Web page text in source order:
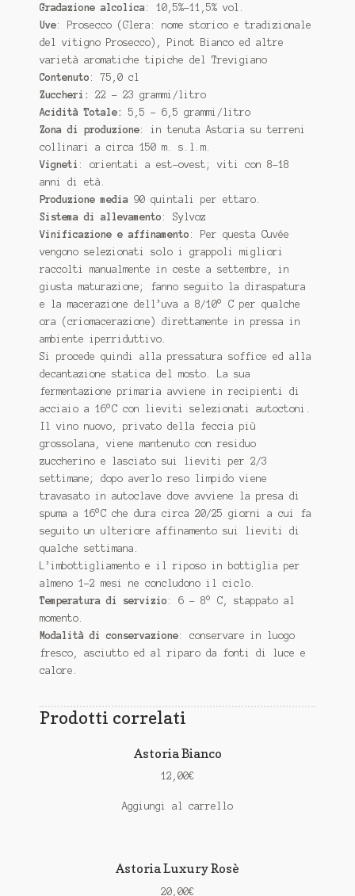
Gradazione alcolica : 10,5%-11,5% vol.
Uve: Prosecco (Glera: nome storico e tradizionale
del vitigno Prosecco), Pinot Bianco ed altre
varietà aromatiche tipiche del Trevigiano
Contenuto : 75,0 cl
Zuccheri:
22 – 23 grammi/litro
Acidità Totale:
5,5 – 6,5 grammi/litro
Zona di produzione: in tenuta Astoria su terreni
collinari a circa 150 m. s.l.m.
Vigneti : orientati a est-ovest; viti con 8-18
anni di età.
Produzione media 90 quintali per ettaro.
Sistema di allevamento : Sylvoz
Vinificazione e affinamento : Per questa Cuvée
vengono selezionati solo i grappoli migliori
raccolti manualmente in ceste a settembre, in
giusta maturazione; fanno seguito la diraspatura
e la macerazione dell’uva a 8/10° C per qualche
ora (criomacerazione) direttamente in pressa in
ambiente iperriduttivo.
Si procede quindi alla pressatura soffice ed alla
decantazione statica del mosto. La sua
fermentazione primaria avviene in recipienti di
acciaio a 16°C con lieviti selezionati autoctoni.
Il vino nuovo, privato della feccia più
grossolana, viene mantenuto con residuo
zuccherino e lasciato sui lieviti per 2/3
settimane; dopo averlo reso limpido viene
travasato in autoclave dove avviene la presa di
spuma a 16°C che dura circa 20/25 giorni a cui fa
seguito un ulteriore affinamento sui lieviti di
qualche settimana.
L’imbottigliamento e il riposo in bottiglia per
almeno 1-2 mesi ne concludono il ciclo.
Temperatura di servizio : 6 – 8° C, stappato al
momento.
Modalità di conservazione: conservare in luogo
fresco, asciutto ed al riparo da fonti di luce e
calore.
Prodotti correlati
Astoria Bianco
12,00€
Aggiungi al carrello
Astoria Luxury Rosè
20,00€